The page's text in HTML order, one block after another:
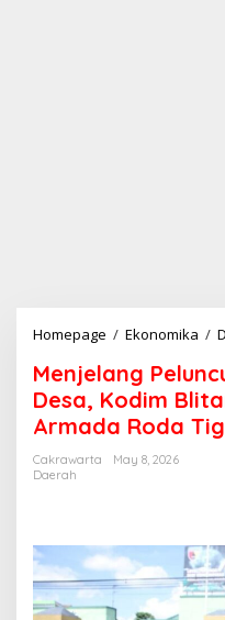
Homepage / Ekonomika /
Menjelang
Desa, Kodim
Armada Roda
Cakrawarta
May 8, 2026
Daerah